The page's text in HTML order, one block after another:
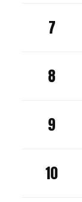
7
8
9
10